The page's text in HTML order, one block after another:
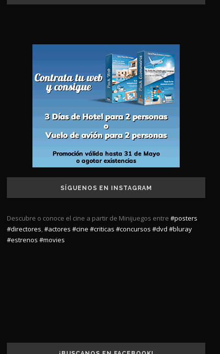
SÍGUENOS EN INSTAGRAM
Descubre o conoce el cine a partir de Minijuegos entre #posters
#directores,#actores #cine #criticas #concursos #dvd #bluray
#estrenos #movies